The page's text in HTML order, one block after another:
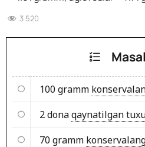
3 520
100 gramm
2 donaqaynatilgan
70 gramm